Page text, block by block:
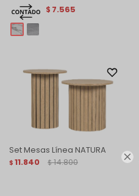

$ 7.565
Set Mesas Línea NATURA
$ 11.840 $ 14.800